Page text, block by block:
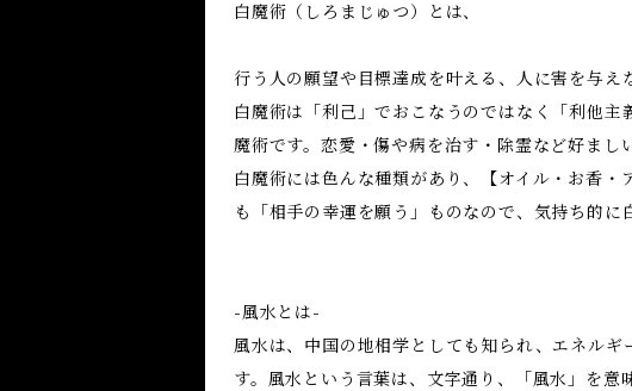
白魔術（しろまじゅつ）とは、
行う人の願望や目標達成を叶える、人に害を与え
白魔術は「利己」でおこなうのではなく「利他
魔術です。恋愛・傷や病を治す・除霊など好まし
白魔術には色んな種類があり、【オイル・お香
も「相手の幸運を願う」ものなので、気持ち的に
-風水とは-
風水は、中国の地相学としても知られ、エネル
す。風水という言葉は、文字通り、「風水」を意